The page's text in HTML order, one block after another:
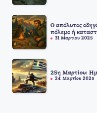
Ο απόλυτος
πόλεμο ή
31 Μαρτίου 2025
25η Μαρτίου:
24 Μαρτίου 2025